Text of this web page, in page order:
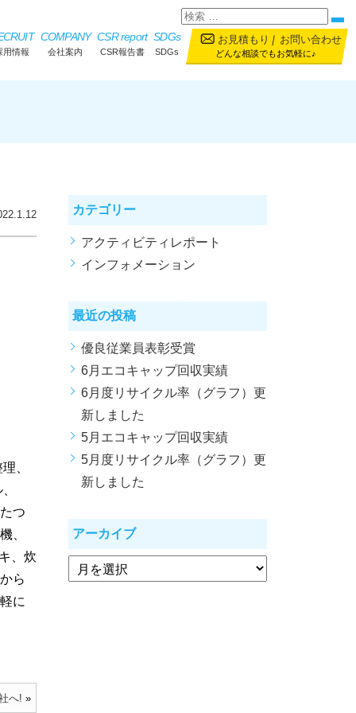
お見積もり ｜ お問い合わせ
どんな相談でもお気軽に♪
用情報
COMPANY
会社案内
CSR report
CSR報告書
SDGs
SDGs
、
つ
、
、炊
ら
に
へ! »
カテゴリー
アクティビティレポート
インフォメーション
最近の投稿
優良従業員表彰受賞
6月エコキャップ回収実績
6月度リサイクル率（グラフ）更
新しました
5月エコキャップ回収実績
5月度リサイクル率（グラフ）更
新しました
アーカイブ